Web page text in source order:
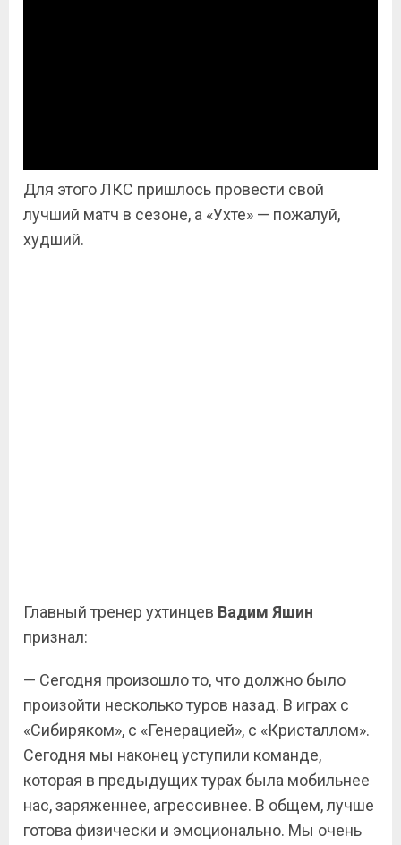
Для этого ЛКС пришлось провести свой
лучший матч в сезоне, а «Ухте» — пожалуй,
худший.
Главный тренер ухтинцев Вадим Яшин
признал:
— Сегодня произошло то, что должно было
произойти несколько туров назад. В играх с
«Сибиряком», с «Генерацией», с «Кристаллом».
Сегодня мы наконец уступили команде,
которая в предыдущих турах была мобильнее
нас, заряженнее, агрессивнее. В общем, лучше
готова физически и эмоционально. Мы очень